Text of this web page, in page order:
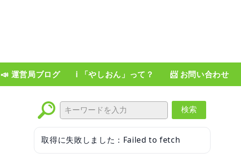
📣 運営局ブログ ℹ️ 「やしおん」って？ 📨 お問い合わせ
検索
取得に失敗しました：Failed to fetch